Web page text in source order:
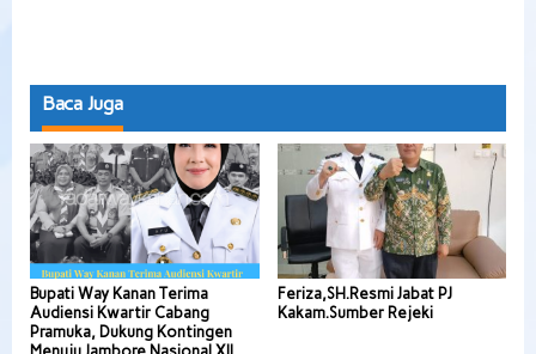
Baca Juga
Bupati Way Kanan Terima
Audiensi Kwartir Cabang
Pramuka, Dukung Kontingen
Feriza,SH.Resmi Jabat PJ
Kakam.Sumber Rejeki